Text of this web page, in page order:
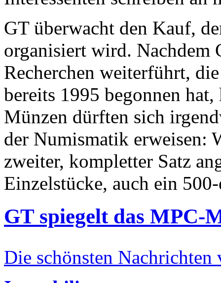
GT überwacht den Kauf,
organisiert wird. Nachdem
Recherchen weiterführt,
bereits 1995 begonnen
Münzen dürften sich
der Numismatik erweisen:
zweiter, kompletter Satz
Einzelstücke, auch ein
GT spiegelt das MPC-
Die schönsten Nachrichten